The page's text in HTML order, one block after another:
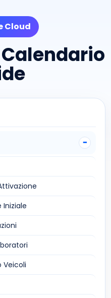
Cloud
Veicoli